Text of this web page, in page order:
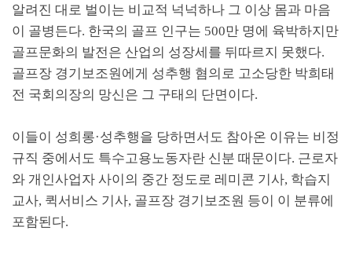
알려진 대로 벌이는 비교적 넉넉하나 그 이상 몸과 마음
이 골병든다. 한국의 골프 인구는 500만 명에 육박하지만
골프문화의 발전은 산업의 성장세를 뒤따르지 못했다.
골프장 경기보조원에게 성추행 혐의로 고소당한 박희태
전 국회의장의 망신은 그 구태의 단면이다.
이들이 성희롱·성추행을 당하면서도 참아온 이유는 비정
규직 중에서도 특수고용노동자란 신분 때문이다. 근로자
와 개인사업자 사이의 중간 정도로 레미콘 기사, 학습지
교사, 퀵서비스 기사, 골프장 경기보조원 등이 이 분류에
포함된다.